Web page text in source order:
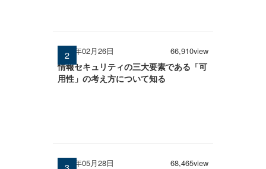
2026年02月26日 66,910view
情報セキュリティの三大要素である「可
用性」の考え方について知る
2026年05月28日 68,465view